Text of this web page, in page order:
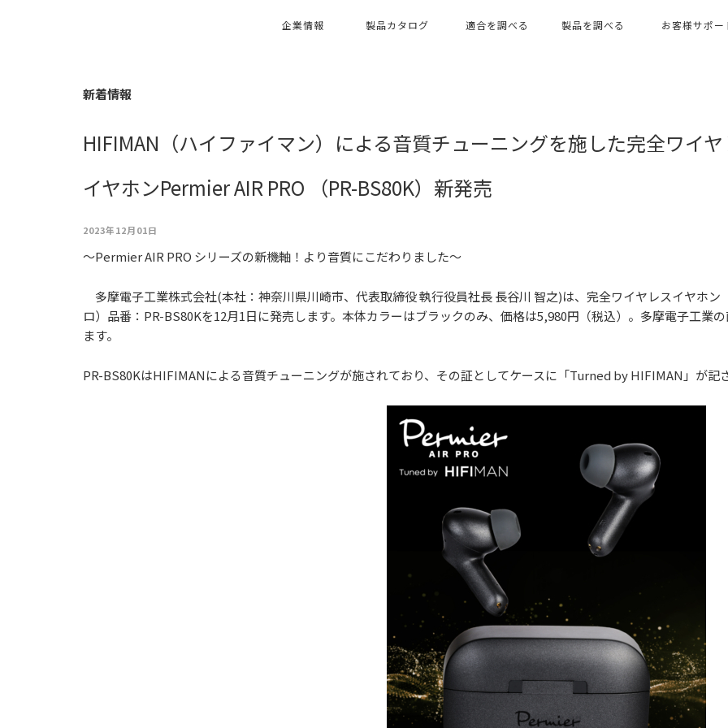
企業情報 製品カタログ 適合を調べる 製品を調べる お客様サポー
新着情報
HIFIMAN（ハイファイマン）による音質チューニングを施した完全ワイヤ
イヤホンPermier AIR PRO （PR-BS80K）新発売
2023年12月01日
～Permier AIR PRO シリーズの新機軸！より音質にこだわりました～
多摩電⼦⼯業株式会社(本社：神奈川県川崎市、代表取締役 執⾏役員社⻑ ⻑⾕川 智之)は、完全ワイヤレスイヤホン
ロ）品番：PR-BS80Kを12月1日に発売します。本体カラーはブラックのみ、価格は5,980円（税込）。多摩電子工業
ます。
PR-BS80KはHIFIMANによる音質チューニングが施されており、その証としてケースに「Turned by HIFIMAN」が記